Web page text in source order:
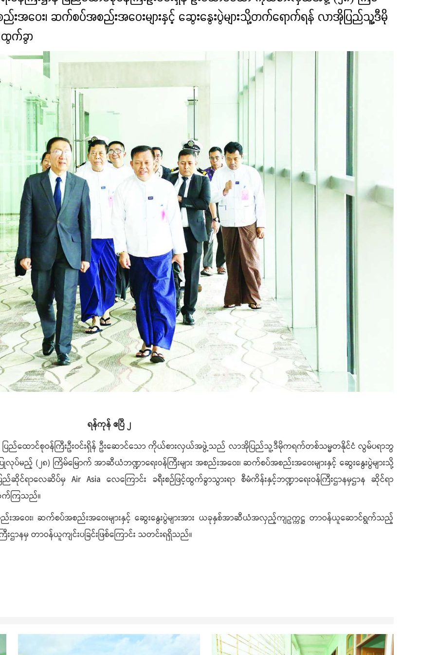
ည်းအဝေး၊ ဆက်စပ်အစည်းအဝေးများနှင့် ဆွေးနွေးပွဲများသို့တက်ရောက်ရန် လာအိုပြည်သူ့ဒီမို
က်ခွာ
ရန်ကုန် ဧပြီ ၂
န ပြည်ထောင်စုဝန်ကြီးဦးဝင်းရှိန် ဦးဆောင်သော ကိုယ်စားလှယ်အဖွဲ့သည် လာအိုပြည်သူ့ဒီမိုကရက်တစ်သမ္မတနိုင်ငံ လွမ်ပရာဘွ
ပ်မည့် (၂၈) ကြိမ်မြောက် အာဆီယံဘဏ္ဍာရေးဝန်ကြီးများ အစည်းအဝေး၊ ဆက်စပ်အစည်းအဝေးများနှင့် ဆွေးနွေးပွဲများသို့
ာလေဆိပ်မှ Air Asia လေကြောင်း ခရီးစဉ်ဖြင့်ထွက်ခွာသွားရာ စီမံကိန်းနှင့်ဘဏ္ဍာရေးဝန်ကြီးဌာနမှဌာန ဆိုင်ရာ
က်ကြသည်။
ည်းအဝေး၊ ဆက်စပ်အစည်းအဝေးများနှင့် ဆွေးနွေးပွဲများအား ယခုနှစ်အာဆီယံအလှည့်ကျဥက္ကဋ္ဌ တာဝန်ယူဆောင်ရွက်သည့်
နမှ တာဝန်ယူကျင်းပခြင်းဖြစ်ကြောင်း သတင်းရရှိသည်။